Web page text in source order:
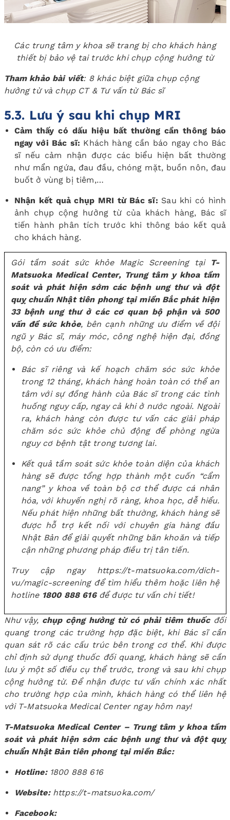
Các trung tâm y khoa sẽ trang bị cho khách hàng
thiết bị bảo vệ tai trước khi chụp cộng hưởng từ
Tham khảo bài viết: 8 khác biệt giữa chụp cộng
hưởng từ và chụp CT & Tư vấn từ Bác sĩ
5.3. Lưu ý sau khi chụp MRI
Cảm thấy có dấu hiệu bất thường cần thông báo
ngay với Bác sĩ: Khách hàng cần báo ngay cho Bác
sĩ nếu cảm nhận được các biểu hiện bất thường
như mẩn ngứa, đau đầu, chóng mặt, buồn nôn, đau
buốt ở vùng bị tiêm,…
Nhận kết quả chụp MRI từ Bác sĩ: Sau khi có hình
ảnh chụp cộng hưởng từ của khách hàng, Bác sĩ
tiến hành phân tích trước khi thông báo kết quả
cho khách hàng.
Gói tầm soát sức khỏe Magic Screening tại T-
Matsuoka Medical Center, Trung tâm y khoa tầm
soát và phát hiện sớm các bệnh ung thư và đột
quỵ chuẩn Nhật tiên phong tại miền Bắc phát hiện
33 bệnh ung thư ở các cơ quan bộ phận và 500
vấn đề sức khỏe, bên cạnh những ưu điểm về đội
ngũ y Bác sĩ, máy móc, công nghệ hiện đại, đồng
bộ, còn có ưu điểm:
Bác sĩ riêng và kế hoạch chăm sóc sức khỏe
trong 12 tháng, khách hàng hoàn toàn có thể an
tâm với sự đồng hành của Bác sĩ trong các tình
huống nguy cấp, ngay cả khi ở nước ngoài. Ngoài
ra, khách hàng còn được tư vấn các giải pháp
chăm sóc sức khỏe chủ động để phòng ngừa
nguy cơ bệnh tật trong tương lai.
Kết quả tầm soát sức khỏe toàn diện của khách
hàng sẽ được tổng hợp thành một cuốn “cẩm
nang” y khoa về toàn bộ cơ thể được cá nhân
hóa, với khuyến nghị rõ ràng, khoa học, dễ hiểu.
Nếu phát hiện những bất thường, khách hàng sẽ
được hỗ trợ kết nối với chuyên gia hàng đầu
Nhật Bản để giải quyết những băn khoăn và tiếp
cận những phương pháp điều trị tân tiến.
Truy cập ngay https://t-matsuoka.com/dich-
vu/magic-screeningđể tìm hiểu thêm hoặc liên hệ
hotline 1800 888 616để được tư vấn chi tiết!
Như vậy, chụp cộng hưởng từ có phải tiêm thuốcđối
quang trong các trường hợp đặc biệt, khi Bác sĩ cần
quan sát rõ các cấu trúc bên trong cơ thể. Khi được
chỉ định sử dụng thuốc đối quang, khách hàng sẽ cần
lưu ý một số điều cụ thể trước, trong và sau khi chụp
cộng hưởng từ. Để nhận được tư vấn chính xác nhất
cho trường hợp của mình, khách hàng có thể liên hệ
với T-Matsuoka Medical Center ngay hôm nay!
T-Matsuoka Medical Center – Trung tâm y khoa tầm
soát và phát hiện sớm các bệnh ung thư và đột quỵ
chuẩn Nhật Bản tiên phong tại miền Bắc:
Hotline:1800 888 616
Website: https://t-matsuoka.com/
Facebook: